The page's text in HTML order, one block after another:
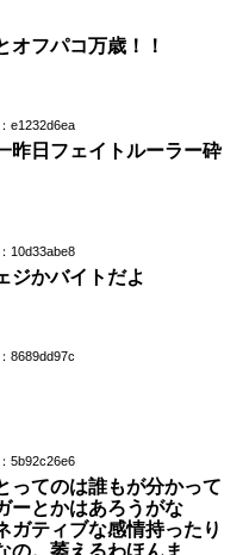
オフパコ万歳！！
e1232d6ea
昨日フェイトルーラー砕
10d33abe8
ジかバイトだよ
8689dd97c
5b92c26e6
ってのは誰もが分かって
ーとかはあろうがな
ガティブな感情持ったり
の。萎えるわほんま